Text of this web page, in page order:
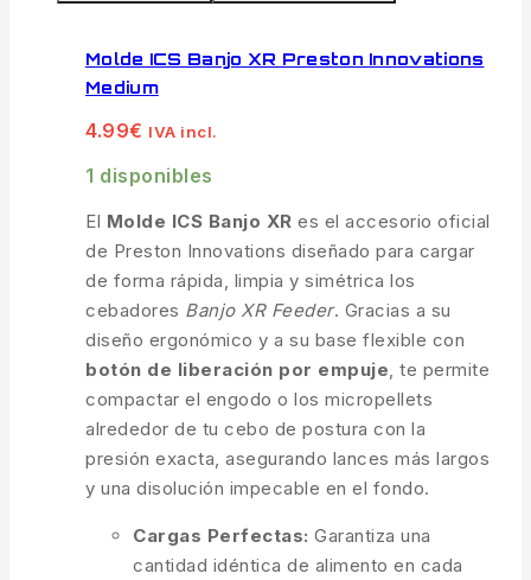
Molde ICS Banjo XR Preston Innovations
Medium
4.99€ IVA incl.
1 disponibles
El Molde ICS Banjo XR es el accesorio oficial
de Preston Innovations diseñado para cargar
de forma rápida, limpia y simétrica los
cebadores Banjo XR Feeder. Gracias a su
diseño ergonómico y a su base flexible con
botón de liberación por empuje, te permite
compactar el engodo o los micropellets
alrededor de tu cebo de postura con la
presión exacta, asegurando lances más largos
y una disolución impecable en el fondo.
Cargas Perfectas: Garantiza una
cantidad idéntica de alimento en cada